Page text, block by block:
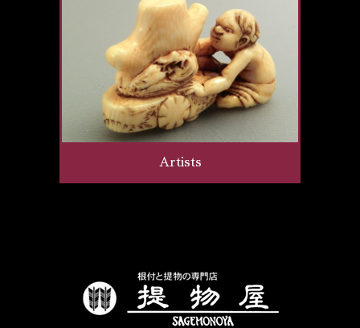
Artists